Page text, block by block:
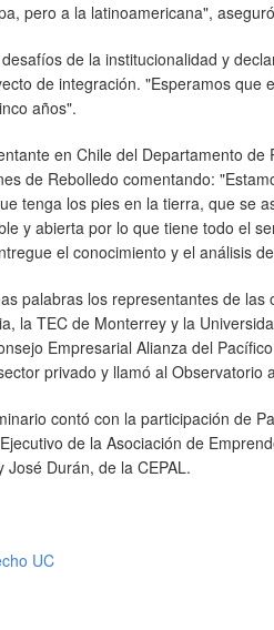
pero a la latinoamericana",
de la institucionalidad y
de integración. "Esperamos
años".
en Chile del Departamento
de Rebolledo comentando:
tenga los pies en la tierra, que se
y abierta por lo que tiene todo el
el conocimiento y el análisis
palabras los representantes de
la TEC de Monterrey y la
Empresarial Alianza del
privado y llamó al Observatorio
contó con la participación de
de la Asociación de
Durán, de la CEPAL.
UC